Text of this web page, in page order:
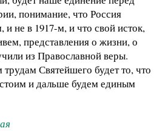
понимание, что Россия
и не в 1917-м, и что свой исток,
представления о жизни, о
из Православной веры.
Святейшего будет то, что
и дальше будем единым